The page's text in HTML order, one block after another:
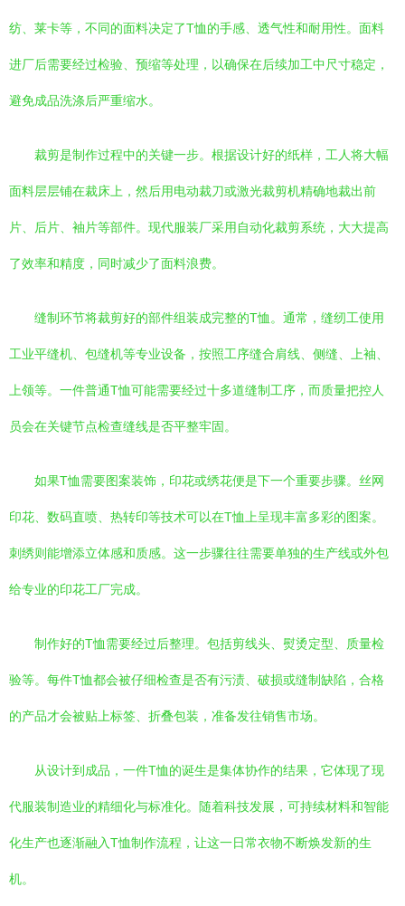
纺、莱卡等，不同的面料决定了T恤的手感、透气性和耐用性。面料
进厂后需要经过检验、预缩等处理，以确保在后续加工中尺寸稳定，
避免成品洗涤后严重缩水。
裁剪是制作过程中的关键一步。根据设计好的纸样，工人将大幅
面料层层铺在裁床上，然后用电动裁刀或激光裁剪机精确地裁出前
片、后片、袖片等部件。现代服装厂采用自动化裁剪系统，大大提高
了效率和精度，同时减少了面料浪费。
缝制环节将裁剪好的部件组装成完整的T恤。通常，缝纫工使用
工业平缝机、包缝机等专业设备，按照工序缝合肩线、侧缝、上袖、
上领等。一件普通T恤可能需要经过十多道缝制工序，而质量把控人
员会在关键节点检查缝线是否平整牢固。
如果T恤需要图案装饰，印花或绣花便是下一个重要步骤。丝网
印花、数码直喷、热转印等技术可以在T恤上呈现丰富多彩的图案。
刺绣则能增添立体感和质感。这一步骤往往需要单独的生产线或外包
给专业的印花工厂完成。
制作好的T恤需要经过后整理。包括剪线头、熨烫定型、质量检
验等。每件T恤都会被仔细检查是否有污渍、破损或缝制缺陷，合格
的产品才会被贴上标签、折叠包装，准备发往销售市场。
从设计到成品，一件T恤的诞生是集体协作的结果，它体现了现
代服装制造业的精细化与标准化。随着科技发展，可持续材料和智能
化生产也逐渐融入T恤制作流程，让这一日常衣物不断焕发新的生
机。